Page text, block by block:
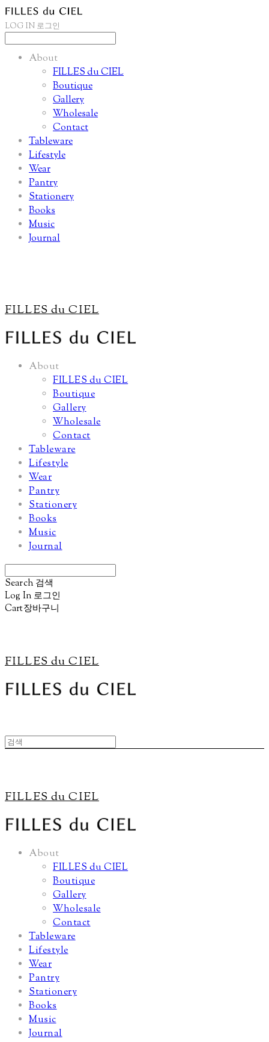
LOG IN 로그인
About
FILLES du CIEL
Boutique
Gallery
Wholesale
Contact
Tableware
Lifestyle
Wear
Pantry
Stationery
Books
Music
Journal
FILLES du CIEL
About
FILLES du CIEL
Boutique
Gallery
Wholesale
Contact
Tableware
Lifestyle
Wear
Pantry
Stationery
Books
Music
Journal
Search 검색
Log In 로그인
Cart장바구니
FILLES du CIEL
FILLES du CIEL
About
FILLES du CIEL
Boutique
Gallery
Wholesale
Contact
Tableware
Lifestyle
Wear
Pantry
Stationery
Books
Music
Journal